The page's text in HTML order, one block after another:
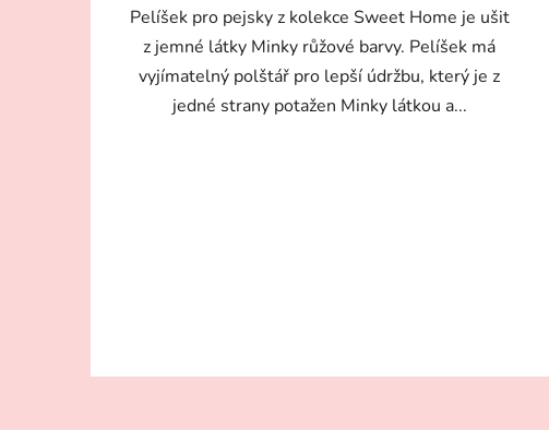
5
hvězdiček.
Pelíšek pro pejsky z kolekce Sweet Home je ušit
z jemné látky Minky růžové barvy. Pelíšek má
vyjímatelný polštář pro lepší údržbu, který je z
jedné strany potažen Minky látkou a...